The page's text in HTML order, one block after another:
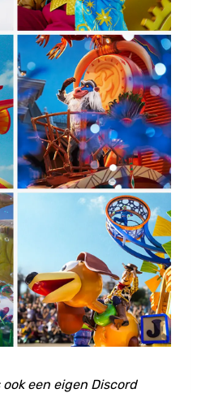
een eigen Discord